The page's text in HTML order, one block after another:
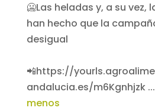
🥶Las heladas y, a su vez,
han hecho que la
desigual
📲https://
andalucia.es/m6Kgnhjzk ...
menos